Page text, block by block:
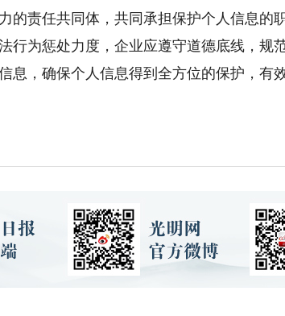
的责任共同体，共同承担保护个人信息的
行为惩处力度，企业应遵守道德底线，规
息，确保个人信息得到全方位的保护，有